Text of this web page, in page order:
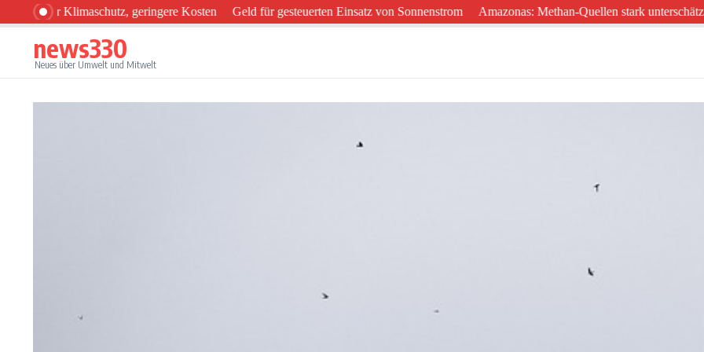
Zum Inhalt springen
Klimaschutz, geringere Kosten Geld für gesteuerten Einsatz von Sonnenstrom Amazonas: Methan-Quellen stark unterschätzt
news330
Neues über Umwelt und Mitwelt